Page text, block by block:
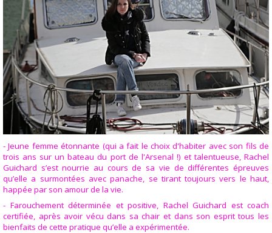
- Jeune femme étonnante (qui a fait le choix d'habiter avec son fils de
trois ans sur un bateau du port de l'Arsenal !) et talentueuse, Rachel
Guichard s’est nourrie au cours de sa vie de différentes épreuves
qu’elle a surmontées avec panache, se tirant toujours vers le haut,
happée par son amour de la vie.
- Farouchement déterminée et positive, Rachel Guichard est coach
certifiée, après avoir vécu dans sa chair et dans son esprit tous les
bienfaits de cette pratique qu’elle a expérimentée.